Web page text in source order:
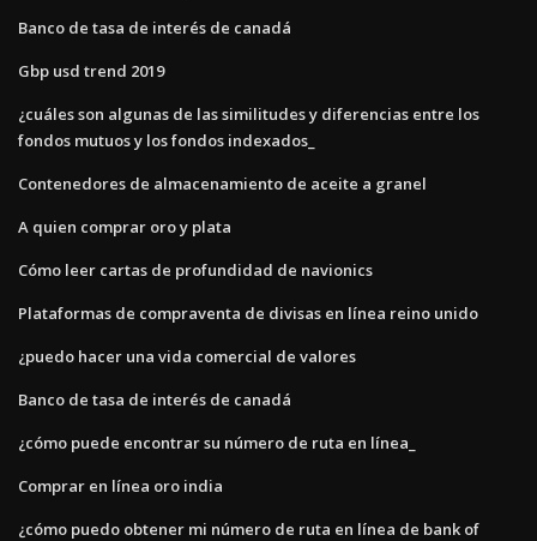
Banco de tasa de interés de canadá
Gbp usd trend 2019
¿cuáles son algunas de las similitudes y diferencias entre los
fondos mutuos y los fondos indexados_
Contenedores de almacenamiento de aceite a granel
A quien comprar oro y plata
Cómo leer cartas de profundidad de navionics
Plataformas de compraventa de divisas en línea reino unido
¿puedo hacer una vida comercial de valores
Banco de tasa de interés de canadá
¿cómo puede encontrar su número de ruta en línea_
Comprar en línea oro india
¿cómo puedo obtener mi número de ruta en línea de bank of